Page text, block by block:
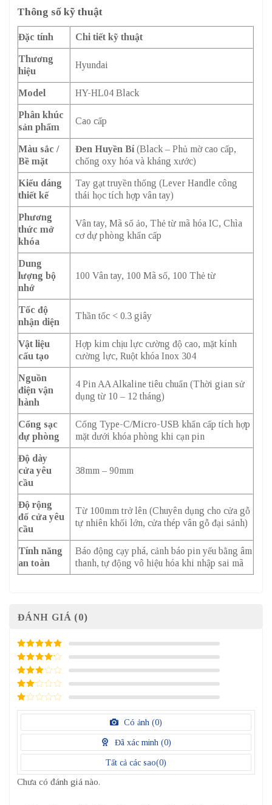
Thông số kỹ thuật
Đặc tính Chi tiết kỹ thuật
Thương
hiệu
Hyundai
Model HY-HL04 Black
Phân khúc
sản phẩm
Cao cấp
Màu sắc /
Bề mặt
Đen Huyền Bí(Black – Phủ mờ cao cấp,
chống oxy hóa và kháng xước)
Kiểu dáng
thiết kế
Tay gạt truyền thống (Lever Handle công
thái học tích hợp vân tay)
Phương
thức mở
khóa
Vân tay, Mã số ảo, Thẻ từ mã hóa IC, Chìa
cơ dự phòng khẩn cấp
Dung
lượng bộ
nhớ
100 Vân tay, 100 Mã số, 100 Thẻ từ
Tốc độ
nhận diện
Thần tốc < 0.3 giây
Vật liệu
cấu tạo
Hợp kim chịu lực cường độ cao, mặt kính
cường lực, Ruột khóa Inox 304
Nguồn
điện vận
hành
4 Pin AA Alkaline tiêu chuẩn (Thời gian sử
dụng từ 10 – 12 tháng)
Cổng sạc
dự phòng
Cổng Type-C/Micro-USB khẩn cấp tích hợp
mặt dưới khóa phòng khi cạn pin
Độ dày
cửa yêu
cầu
38mm – 90mm
Độ rộng
đố cửa yêu
cầu
Từ 100mm trở lên (Chuyên dụng cho cửa gỗ
tự nhiên khối lớn, cửa thép vân gỗ đại sảnh)
Tính năng
an toàn
Báo động cạy phá, cảnh báo pin yếu bằng âm
thanh, tự động vô hiệu hóa khi nhập sai mã
ĐÁNH GIÁ (0)
5/ 5 điểm
4/ 5
điểm
3/ 5
điểm
2/
điểm
1
điểm
Có ảnh (0)
Đã xác minh (0)
Tất cả các sao(0)
Chưa có đánh giá nào.